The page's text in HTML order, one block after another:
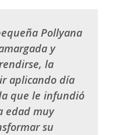
Pollyana
y
la
aplicando día
que le infundió
edad muy
su